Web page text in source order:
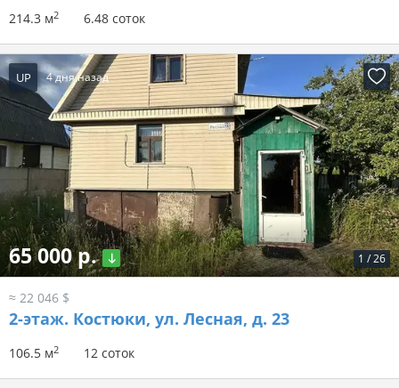
214.3 м2 6.48 соток
UP 4 дня назад
1 /26
65 000 р.
≈ 22 046 $
2-этаж. Костюки, ул. Лесная, д. 23
106.5 м2 12 соток